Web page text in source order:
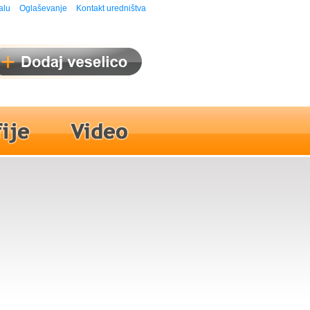
Oglaševanje Kontakt uredništva